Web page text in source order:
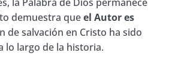
Bíblico # 23
de Estudio
demuestra queel Autor es
de salvación en Cristo ha sido
lo largo de la historia.